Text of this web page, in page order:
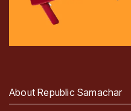
About Republic Samachar